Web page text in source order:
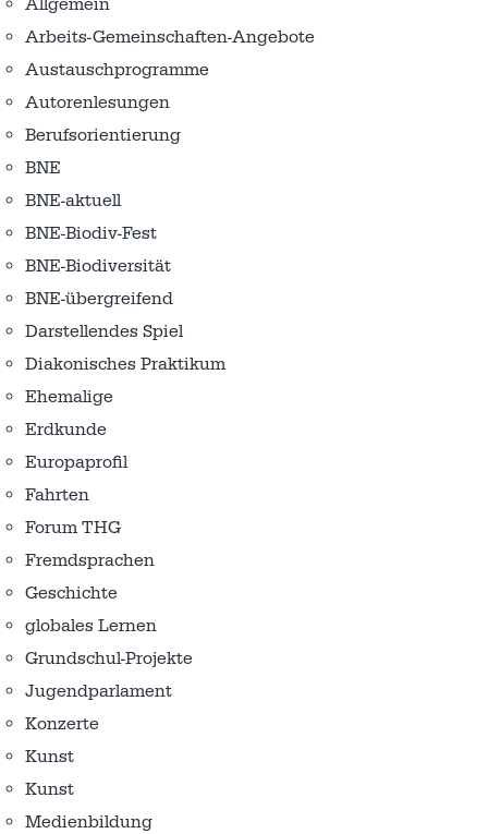
Arbeits-Gemeinschaften-Angebote
Austausch­programme
Autorenlesungen
Berufsorientierung
BNE
BNE-aktuell
BNE-Biodiv-Fest
BNE-Biodiversität
BNE-übergreifend
Darstellendes Spiel
Diakonisches Praktikum
Ehemalige
Erdkunde
Europaprofil
Fahrten
Forum THG
Fremdsprachen
Geschichte
globales Lernen
Grundschul-Projekte
Jugendparlament
Konzerte
Kunst
Kunst
Medienbildung